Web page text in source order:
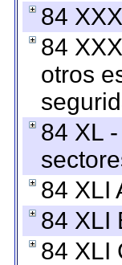
84
84
otros
84 XL
84 XLI
84 XLI
84 XLI